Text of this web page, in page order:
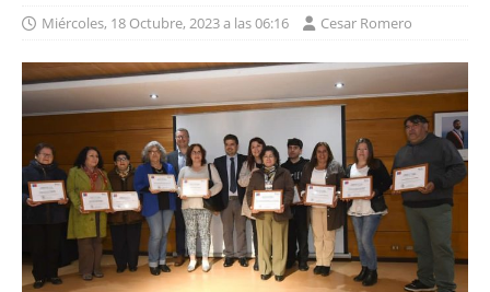
Miércoles, 18 Octubre, 2023 a las 06:16 Cesar Romero